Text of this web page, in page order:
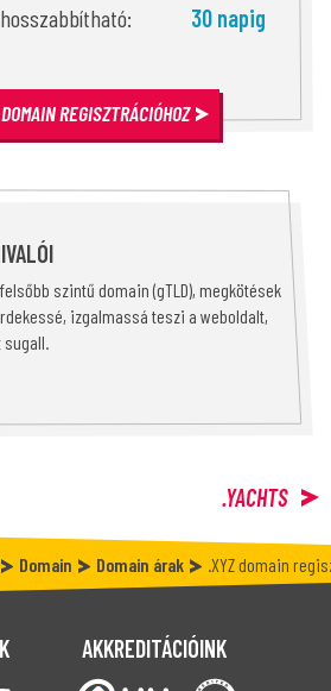
30 napig
REGISZTRÁCIÓHOZ
szintű domain (gTLD), megkötések
izgalmassá teszi a weboldalt,
.YACHTS
Domain Domain árak .XYZ domain
AKKREDITÁCIÓINK